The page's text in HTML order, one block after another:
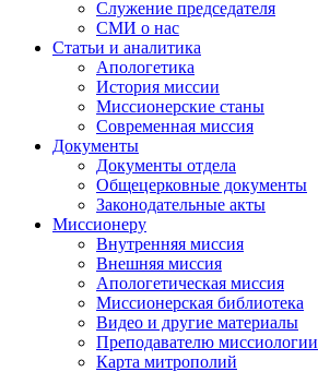
Служение председателя
СМИ о нас
Статьи и аналитика
Апологетика
История миссии
Миссионерские станы
Современная миссия
Документы
Документы отдела
Общецерковные документы
Законодательные акты
Миссионеру
Внутренняя миссия
Внешняя миссия
Апологетическая миссия
Миссионерская библиотека
Видео и другие материалы
Преподавателю миссиологии
Карта митрополий